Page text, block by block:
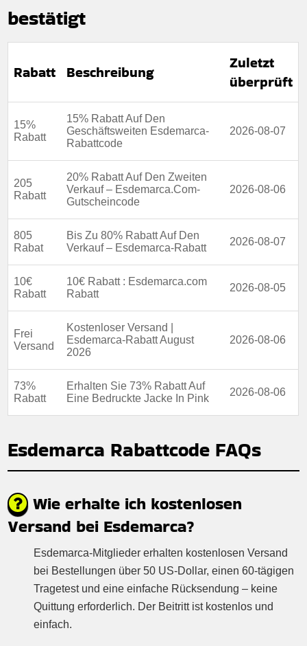
Art des Angebots:
Bedingungen:Die Geschäftsbedingungen finden Sie
bestätigt
Rabatt Beschreibung
Zuletzt
überprüft
15%
Rabatt
15% Rabatt Auf Den
Geschäftsweiten Esdemarca-
Rabattcode
2026-08-07
205
Rabatt
20% Rabatt Auf Den Zweiten
Verkauf – Esdemarca.Com-
Gutscheincode
2026-08-06
805
Rabat
Bis Zu 80% Rabatt Auf Den
Verkauf – Esdemarca-Rabatt
2026-08-07
10€
Rabatt
10€ Rabatt : Esdemarca.com
Rabatt
2026-08-05
Frei
Versand
Kostenloser Versand |
Esdemarca-Rabatt August
2026
2026-08-06
73%
Rabatt
Erhalten Sie 73% Rabatt Auf
Eine Bedruckte Jacke In Pink
2026-08-06
Esdemarca Rabattcode FAQs
Wie erhalte ich kostenlosen
Versand bei Esdemarca?
Esdemarca-Mitglieder erhalten kostenlosen Versand
bei Bestellungen über 50 US-Dollar, einen 60-tägigen
Tragetest und eine einfache Rücksendung – keine
Quittung erforderlich. Der Beitritt ist kostenlos und
einfach.